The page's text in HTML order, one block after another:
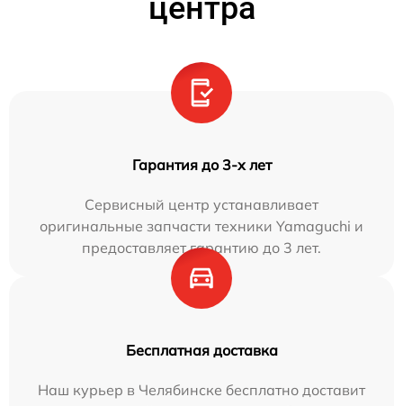
центра
Гарантия до 3-х лет
Сервисный центр устанавливает
оригинальные запчасти техники Yamaguchi и
предоставляет гарантию до 3 лет.
Бесплатная доставка
Наш курьер в Челябинске бесплатно доставит